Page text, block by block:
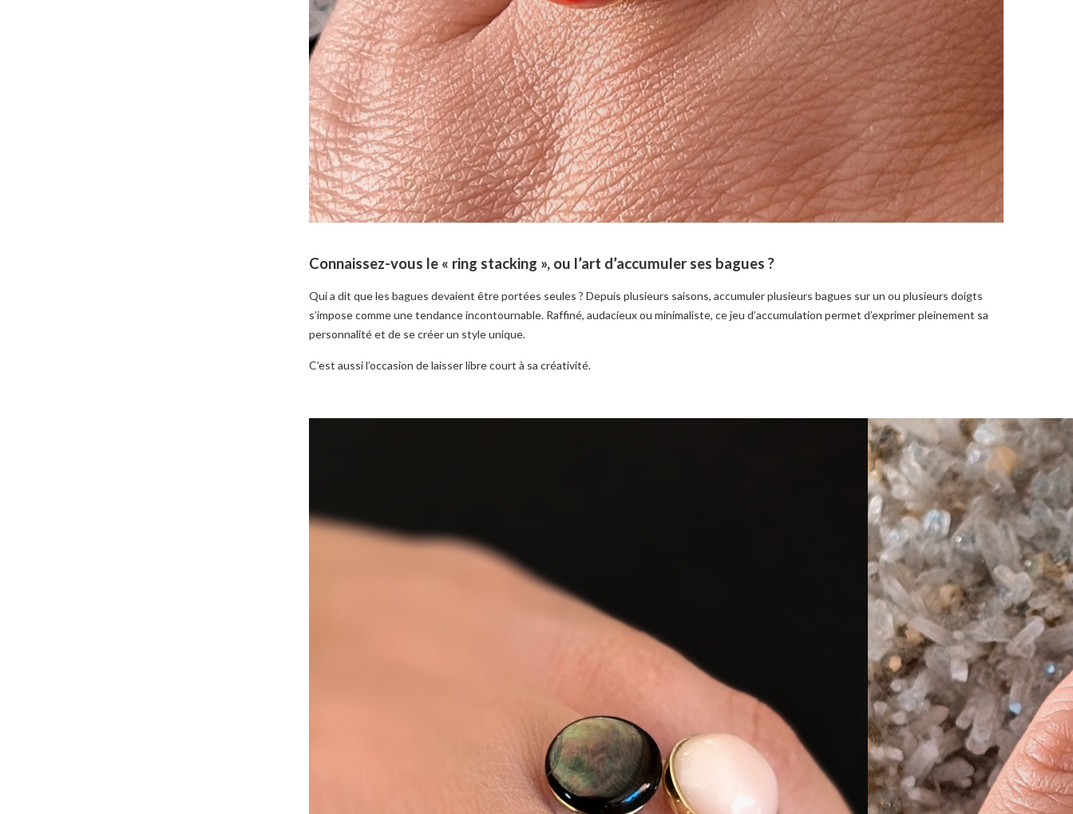
Connaissez-vous le « ring stacking », ou l’art d’accumuler ses bagues ?
Qui a dit que les bagues devaient être portées seules ? Depuis plusieurs saisons, accumuler plusieurs bagues sur un ou plusieurs doigts
s’impose comme une tendance incontournable. Raffiné, audacieux ou minimaliste, ce jeu d’accumulation permet d’exprimer pleinement sa
personnalité et de se créer un style unique.
C’est aussi l’occasion de laisser libre court à sa créativité.